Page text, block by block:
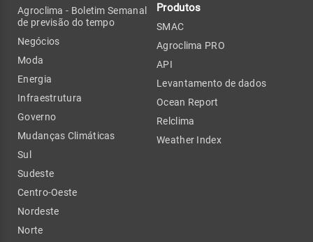
Agroclima - Boletim Semanal
de previsão do tempo
Negócios
Moda
Energia
Infraestrutura
Governo
Mudanças Climáticas
Sul
Sudeste
Centro-Oeste
Nordeste
Norte
Produtos
SMAC
Agroclima PRO
API
Levantamento de dados
Ocean Report
Relclima
Weather Index